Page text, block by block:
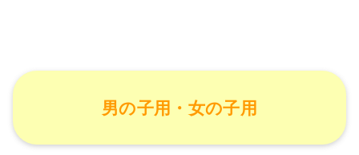
男の子用・女の子用